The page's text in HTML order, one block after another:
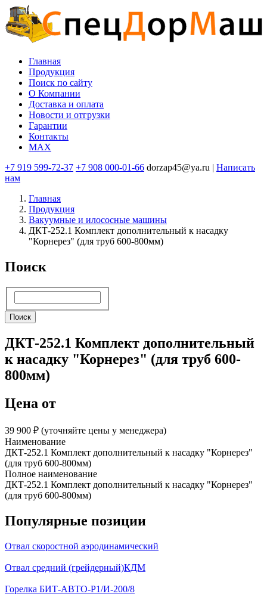
Перейти
к
основному
содержанию
Основная
навигация
Главная
Продукция
Поиск по сайту
O Компании
Доставка и оплата
Новости и отгрузки
Гарантии
Контакты
MAX
+7 919 599-72-37 +7 908 000-01-66 dorzap45@ya.ru | Написать
нам
Главная
Продукция
Вакуумные и илососные машины
ДКТ-252.1 Комплект дополнительный к насадку
"Корнерез" (для труб 600-800мм)
Поиск
Поиск
ДКТ-252.1 Комплект дополнительный
к насадку "Корнерез" (для труб 600-
800мм)
Цена от
39 900 ₽︁ (уточняйте цены у менеджера)
Наименование
ДКТ-252.1 Комплект дополнительный к насадку "Корнерез"
(для труб 600-800мм)
Полное наименование
ДКТ-252.1 Комплект дополнительный к насадку "Корнерез"
(для труб 600-800мм)
Популярные позиции
Отвал скоростной аэродинамический
Отвал средний (грейдерный)КДМ
Горелка БИТ-АВТО-Р1/И-200/8